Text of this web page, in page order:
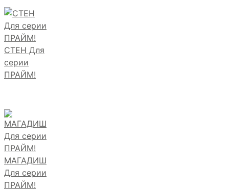
СТЕН Для
серии
ПРАЙМ!
МАГАДИШ
Для серии
ПРАЙМ!